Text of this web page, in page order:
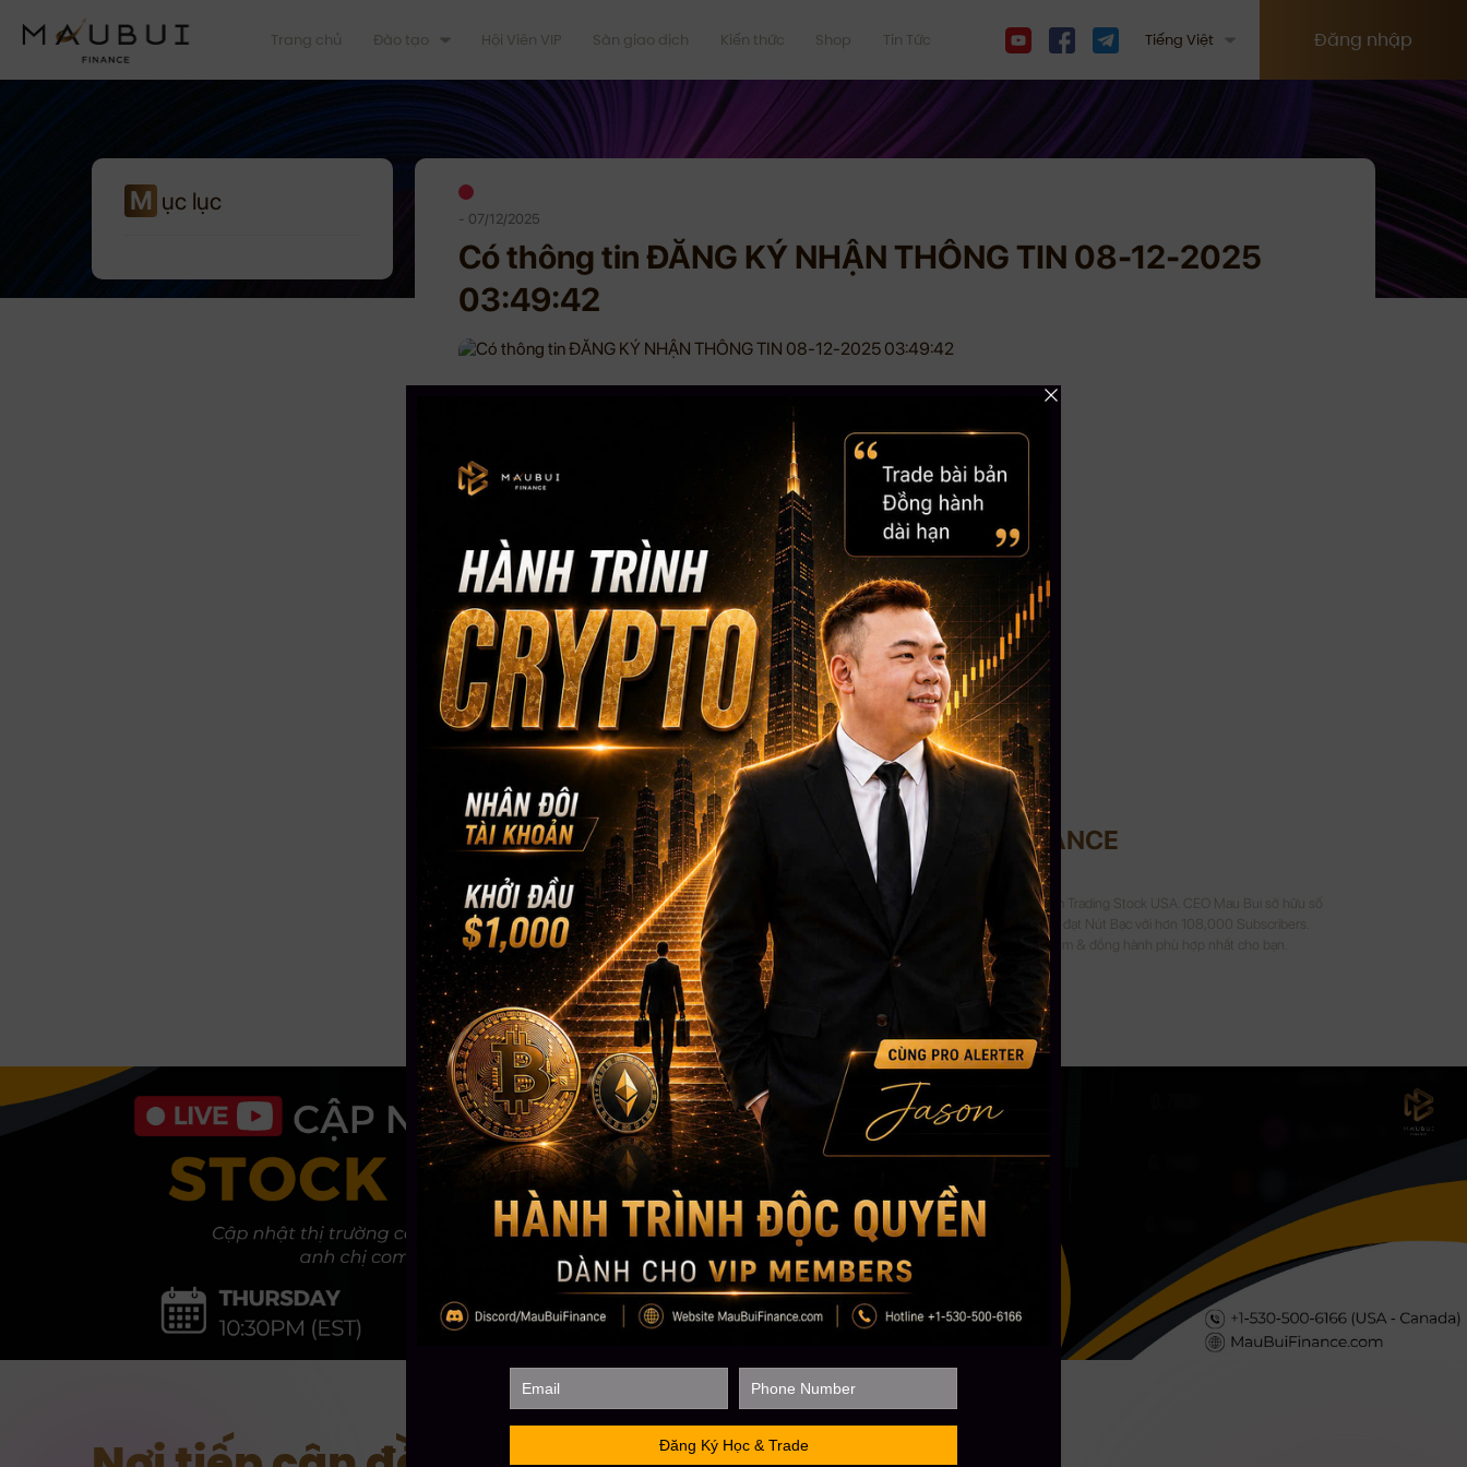
Trang chủ Đào tạo Hội Viên VIP Sàn giao dịch Kiến thức Shop Tin Tức Tiếng Việt Đăng nhập
M ục lục
- 07/12/2025
Có thông tin ĐĂNG KÝ NHẬN THÔNG TIN 08-12-2025
03:49:42
FOUNDER & CEO MAU BUI FINANCE
CEO MBF
Với kinh nghiệm chinh chiến gần 12 năm Trading Crypto và 8 năm Trading Stock USA. CEO Mau Bui sở hữu số
lượng học viên trên toàn cầu lên đến gần 5000+, kênh Youtube đạt Nút Bạc với hơn 108,000 Subscribers.
CEO Mau Bui sẽ là người coaching hướng dẫn, chia sẻ kinh nghiệm & đồng hành phù hợp nhất cho bạn.